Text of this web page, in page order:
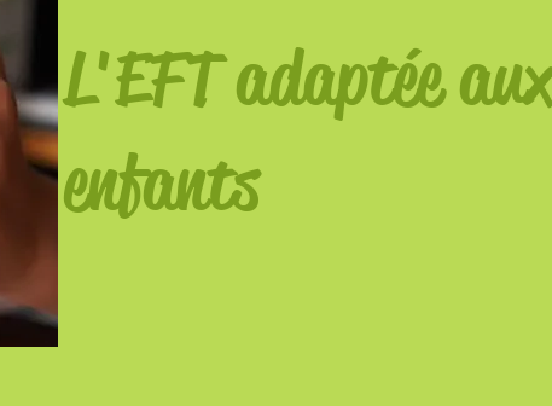
L'EFT adaptée aux
enfants